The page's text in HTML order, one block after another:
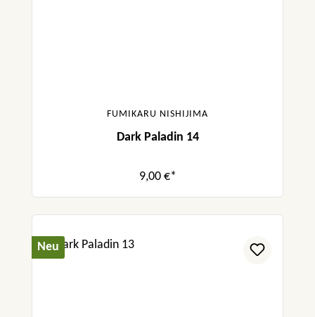
FUMIKARU NISHIJIMA
Dark Paladin 14
9,00 €*
Neu